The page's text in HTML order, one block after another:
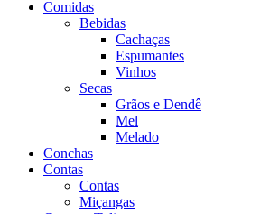
Comidas
Bebidas
Cachaças
Espumantes
Vinhos
Secas
Grãos e Dendê
Mel
Melado
Conchas
Contas
Contas
Miçangas